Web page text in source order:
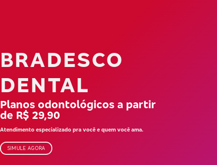
BRADESCO
DENTAL
Planos odontológicos a partir
de R$ 29,90
Atendimento especializado pra você e quem você ama.
SIMULE AGORA